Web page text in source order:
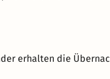
erhalten die